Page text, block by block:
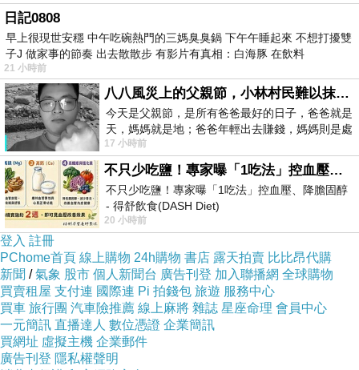
*
*
*
*
日記0808
早上很現世安穩 中午吃碗熱門的三媽臭臭鍋 下午午睡起來 不想打擾雙
子J 做家事的節奏 出去散散步 有影片有真相：白海豚 在飲料
21 小時前
八八風災上的父親節，小林村民難以抹滅的痛
今天是父親節，是所有爸爸最好的日子，爸爸就是
天，媽媽就是地；爸爸年輕出去賺錢，媽媽則是處
理家務，職業不分高低貴賤，只有人品才
17 小時前
不只少吃鹽！專家曝「1吃法」控血壓、降膽固醇 - 得舒飲食(DASH Diet)
不只少吃鹽！專家曝「1吃法」控血壓、降膽固醇
- 得舒飲食(DASH Diet)
https://www.facebook.com/dietitiansophia/
20 小時前
登入 註冊
PChome首頁 線上購物 24h購物 書店 露天拍賣 比比昂代購
新聞 /氣象 股市 個人新聞台 廣告刊登 加入聯播網 全球購物
買賣租屋 支付連 國際連 Pi 拍錢包 旅遊 服務中心
買車 旅行團 汽車險推薦 線上麻將 雜誌 星座命理 會員中心
一元簡訊 直播達人 數位憑證 企業簡訊
買網址 虛擬主機 企業郵件
廣告刊登 隱私權聲明